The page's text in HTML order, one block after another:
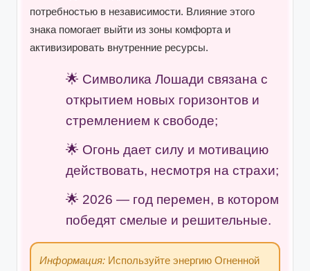
потребностью в независимости. Влияние этого
знака помогает выйти из зоны комфорта и
активизировать внутренние ресурсы.
Символика Лошади связана с
открытием новых горизонтов и
стремлением к свободе;
Огонь дает силу и мотивацию
действовать, несмотря на страхи;
2026 — год перемен, в котором
победят смелые и решительные.
Информация: Используйте энергию Огненной